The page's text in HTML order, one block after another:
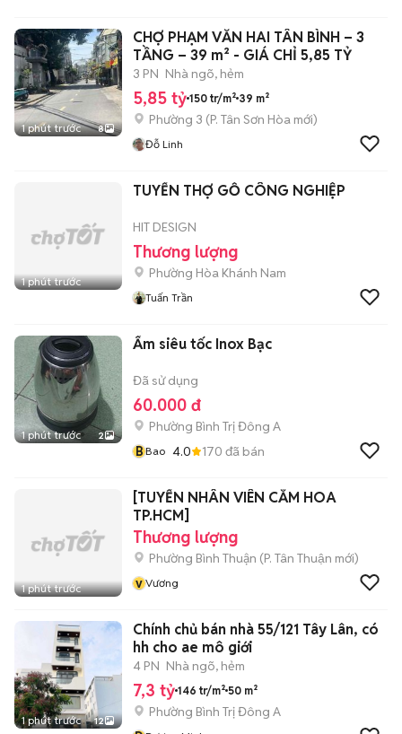
1 phút trước 8
CHỢ PHẠM VĂN HAI TÂN BÌNH – 3
TẦNG – 39 m² - GIÁ CHỈ 5,85 TỶ
3 PN Nhà ngõ, hẻm
5,85 tỷ 150 tr/m² 39 m²
Phường 3 (P. Tân Sơn Hòa mới)
Đỗ Linh
1 phút trước
TUYỂN THỢ GỖ CÔNG NGHIỆP
HIT DESIGN
Thương lượng
Phường Hòa Khánh Nam
Tuấn Trần
1 phút trước 2
Ấm siêu tốc Inox Bạc
Đã sử dụng
60.000 đ
Phường Bình Trị Đông A
BBao 4.0 170 đã bán
1 phút trước
[TUYỂN NHÂN VIÊN CẮM HOA
TP.HCM]
Thương lượng
Phường Bình Thuận (P. Tân Thuận mới)
v Vương
1 phút trước 12
Chính chủ bán nhà 55/121 Tây Lân, có
hh cho ae mô giới
4 PN Nhà ngõ, hẻm
7,3 tỷ 146 tr/m² 50 m²
Phường Bình Trị Đông A